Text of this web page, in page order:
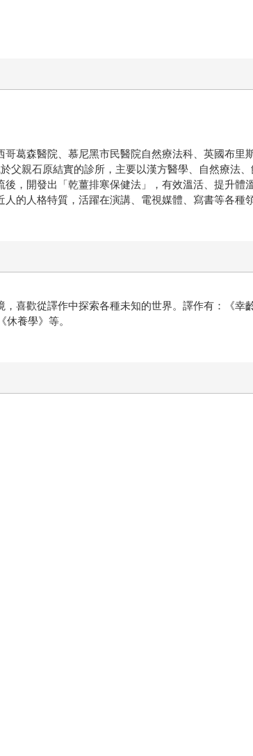
葛森醫院、慕尼黑市民醫院自然療法科、英國布
父親石原結實的診所，主要以漢方醫學、自然療法
，開發出「乾薑排寒保健法」，有效溫活、提升體
的人格特質，活躍在演講、電視媒體、寫書等各
喜歡從譯作中探索各種未知的世界。譯作有：《幸
養學》等。